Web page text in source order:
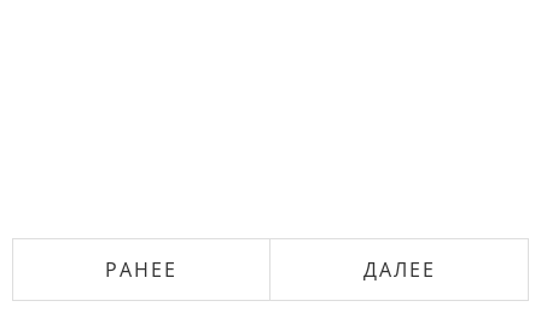
РАНЕЕ ДАЛЕЕ